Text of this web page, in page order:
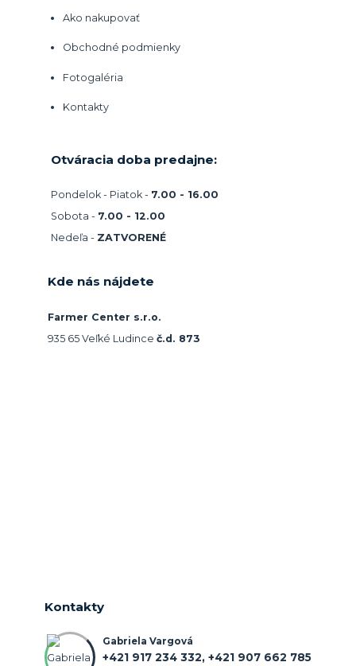
Ako nakupovať
Obchodné podmienky
Fotogaléria
Kontakty
Otváracia doba predajne:
Pondelok - Piatok - 7.00 - 16.00
Sobota - 7.00 - 12.00
Nedeľa - ZATVORENÉ
Kde nás nájdete
Farmer Center s.r.o.
935 65 Veľké Ludince č.d. 873
Kontakty
Gabriela Vargová
+421 917 234 332, +421 907 662 785